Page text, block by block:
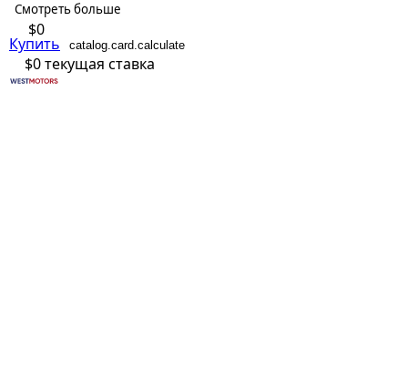
Смотреть больше
$0
Купить catalog.card.calculate
$0текущая ставка